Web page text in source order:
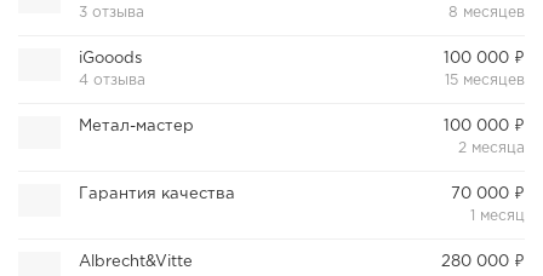
3 отзыва
8 месяцев
iGooods
4 отзыва
100 000 ₽
15 месяцев
Метал-мастер
100 000 ₽
2 месяца
Гарантия качества
70 000 ₽
1 месяц
Albrecht&Vitte
280 000 ₽